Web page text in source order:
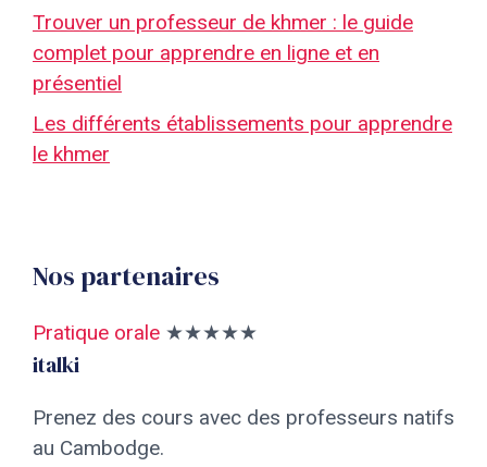
Trouver un professeur de khmer : le guide
complet pour apprendre en ligne et en
présentiel
Les différents établissements pour apprendre
le khmer
Nos partenaires
Pratique orale ★★★★★
italki
Prenez des cours avec des professeurs natifs
au Cambodge.